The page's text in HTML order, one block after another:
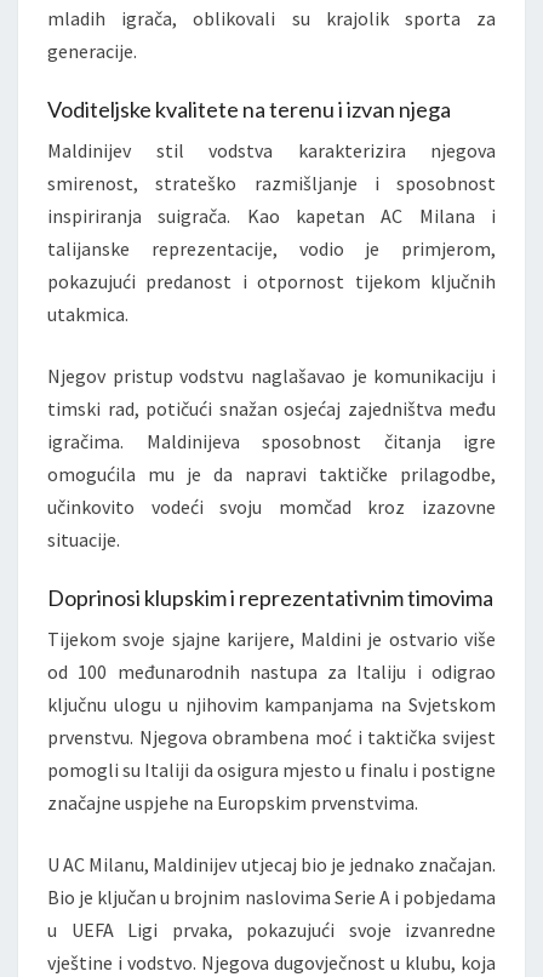
mladih igrača, oblikovali su krajolik sporta za
generacije.
Voditeljske kvalitete na terenu i izvan njega
Maldinijev stil vodstva karakterizira njegova
smirenost, strateško razmišljanje i sposobnost
inspiriranja suigrača. Kao kapetan AC Milana i
talijanske reprezentacije, vodio je primjerom,
pokazujući predanost i otpornost tijekom ključnih
utakmica.
Njegov pristup vodstvu naglašavao je komunikaciju i
timski rad, potičući snažan osjećaj zajedništva među
igračima. Maldinijeva sposobnost čitanja igre
omogućila mu je da napravi taktičke prilagodbe,
učinkovito vodeći svoju momčad kroz izazovne
situacije.
Doprinosi klupskim i reprezentativnim timovima
Tijekom svoje sjajne karijere, Maldini je ostvario više
od 100 međunarodnih nastupa za Italiju i odigrao
ključnu ulogu u njihovim kampanjama na Svjetskom
prvenstvu. Njegova obrambena moć i taktička svijest
pomogli su Italiji da osigura mjesto u finalu i postigne
značajne uspjehe na Europskim prvenstvima.
U AC Milanu, Maldinijev utjecaj bio je jednako značajan.
Bio je ključan u brojnim naslovima Serie A i pobjedama
u UEFA Ligi prvaka, pokazujući svoje izvanredne
vještine i vodstvo. Njegova dugovječnost u klubu, koja